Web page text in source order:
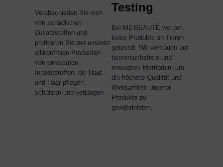
Verabschieden Sie sich
von schädlichen
Zusatzstoffen und
profitieren Sie mit unseren
silikonfreien Produkten
von wirksamen
Inhaltsstoffen, die Haut
und Haar pflegen,
schützen und verjüngen.
Testing
Bei M2 BEAUTÉ werden
keine Produkte an Tieren
getestet. Wir vertrauen auf
tierversuchsfreie und
innovative Methoden, um
die höchste Qualität und
Wirksamkeit unserer
Produkte zu
gewährleisten.